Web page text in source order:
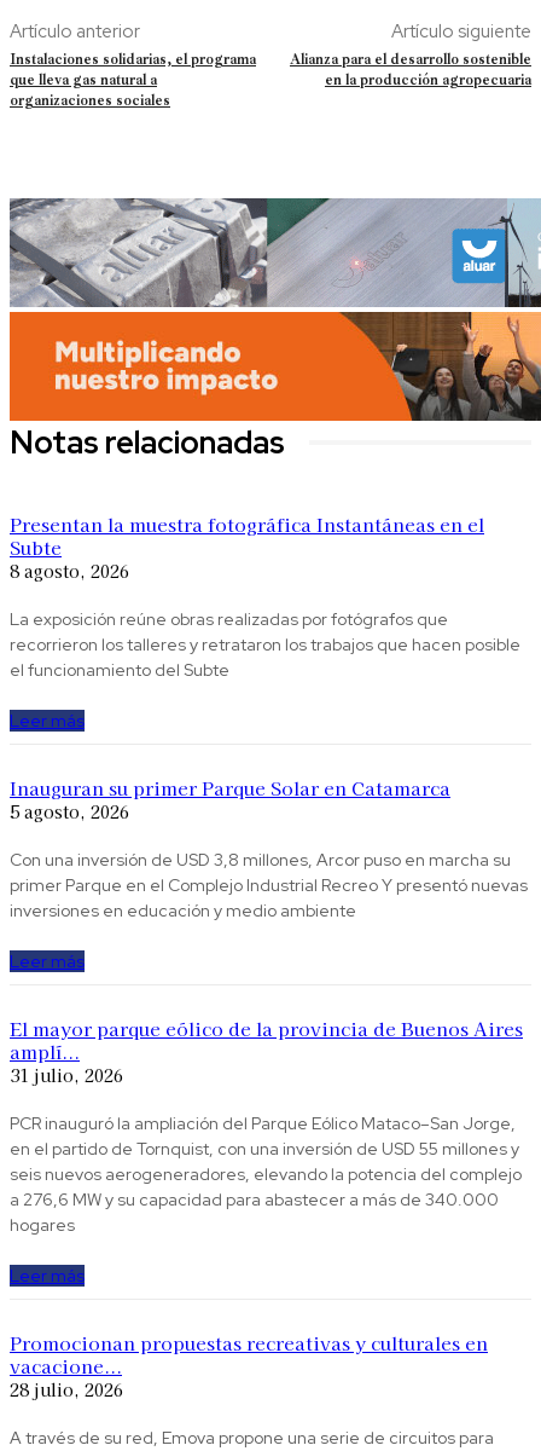
Artículo anterior
Instalaciones solidarias, el programa
que lleva gas natural a
organizaciones sociales
Artículo siguiente
Alianza para el desarrollo sostenible
en la producción agropecuaria
Notas relacionadas
Presentan la muestra fotográfica Instantáneas en el
Subte
8 agosto, 2026
La exposición reúne obras realizadas por fotógrafos que
recorrieron los talleres y retrataron los trabajos que hacen posible
el funcionamiento del Subte
Leer más
Inauguran su primer Parque Solar en Catamarca
5 agosto, 2026
Con una inversión de USD 3,8 millones, Arcor puso en marcha su
primer Parque en el Complejo Industrial Recreo Y presentó nuevas
inversiones en educación y medio ambiente
Leer más
El mayor parque eólico de la provincia de Buenos Aires
amplí...
31 julio, 2026
PCR inauguró la ampliación del Parque Eólico Mataco–San Jorge,
en el partido de Tornquist, con una inversión de USD 55 millones y
seis nuevos aerogeneradores, elevando la potencia del complejo
a 276,6 MW y su capacidad para abastecer a más de 340.000
hogares
Leer más
Promocionan propuestas recreativas y culturales en
vacacione...
28 julio, 2026
A través de su red, Emova propone una serie de circuitos para